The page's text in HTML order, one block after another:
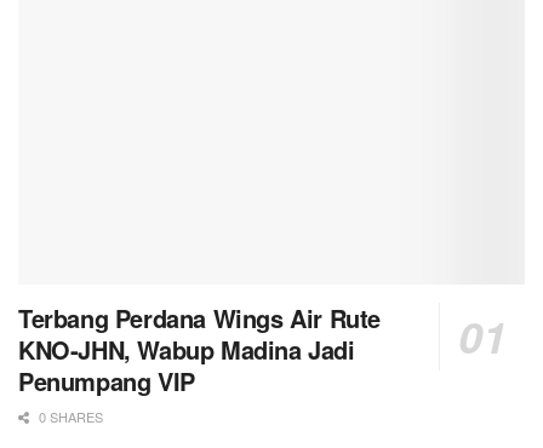
Terbang Perdana Wings Air Rute
KNO-JHN, Wabup Madina Jadi
Penumpang VIP
0 SHARES